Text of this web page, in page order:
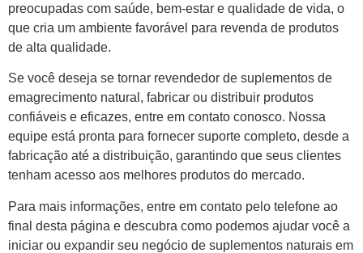
preocupadas com saúde, bem-estar e qualidade de vida, o
que cria um ambiente favorável para revenda de produtos
de alta qualidade.
Se você deseja se tornar revendedor de suplementos de
emagrecimento natural, fabricar ou distribuir produtos
confiáveis e eficazes, entre em contato conosco. Nossa
equipe está pronta para fornecer suporte completo, desde a
fabricação até a distribuição, garantindo que seus clientes
tenham acesso aos melhores produtos do mercado.
Para mais informações, entre em contato pelo telefone ao
final desta página e descubra como podemos ajudar você a
iniciar ou expandir seu negócio de suplementos naturais em